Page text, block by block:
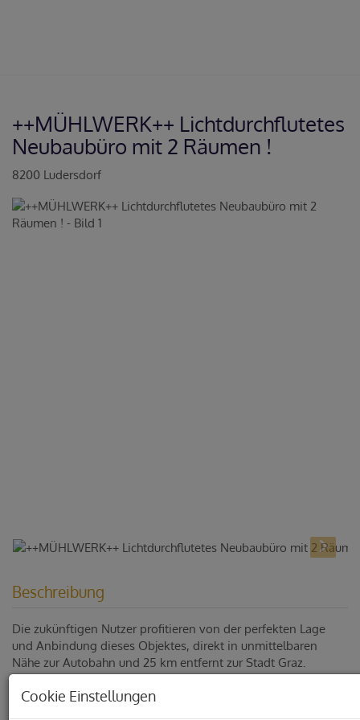
++MÜHLWERK++ Lichtdurchflutetes
Neubaubüro mit 2 Räumen !
8200 Ludersdorf
Beschreibung
Die zukünftigen Nutzer profitieren von der perfekten Lage
und Anbindung dieses Objektes, direkt in unmittelbaren
Nähe zur Autobahn und 25 km entfernt zur Stadt Graz.
Unser Center wartet mit modernen Büroräumlichkeiten über 4
Geschoße mit gesamt 1.037m² Büroflächen und Lagerflächen
Cookie Einstellungen